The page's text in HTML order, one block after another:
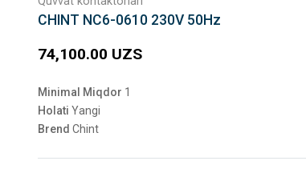
CHINT NC6-0610 230V 50Hz
74,100.00 UZS
Minimal Miqdor 1
Holati Yangi
Brend Chint